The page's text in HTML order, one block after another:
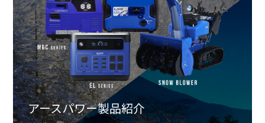
アースパワー製品紹介